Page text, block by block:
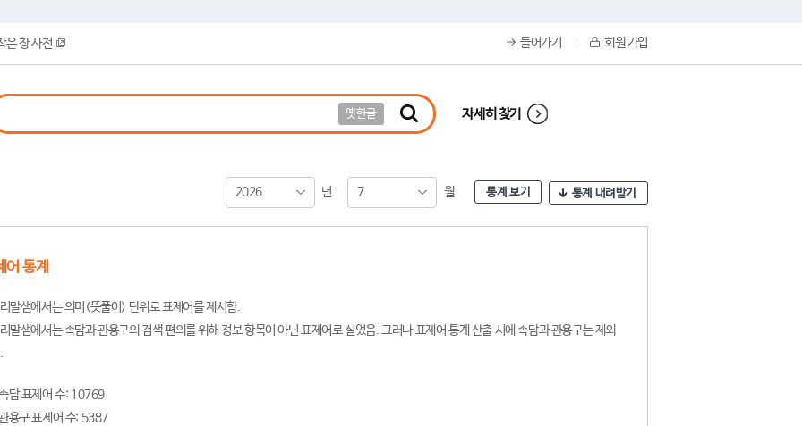
은 창 사전 들어가기 회원 가입
옛한글 자세히 찾기
2026 년 7 월 통계 보기 통계 내려받기
어 통계
말샘에서는 의미(뜻풀이) 단위로 표제어를 제시함.
말샘에서는 속담과 관용구의 검색 편의를 위해 정보 항목이 아닌 표제어로 실었음. 그러나 표제어 통계 산출 시에 속담과 관용구는 제외
담 표제어 수: 10769
용구 표제어 수: 5387